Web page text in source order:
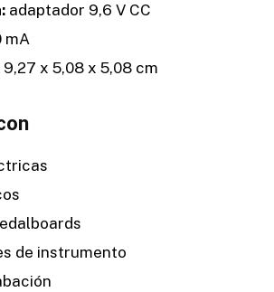
adaptador 9,6 V CC
mA
9,27 x 5,08 x 5,08 cm
de instrumento